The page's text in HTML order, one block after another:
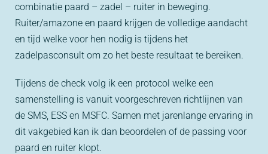
combinatie paard – zadel – ruiter in beweging.
Ruiter/amazone en paard krijgen de volledige aandacht
en tijd welke voor hen nodig is tijdens het
zadelpasconsult om zo het beste resultaat te bereiken.
Tijdens de check volg ik een protocol welke een
samenstelling is vanuit voorgeschreven richtlijnen van
de SMS, ESS en MSFC. Samen met jarenlange ervaring in
dit vakgebied kan ik dan beoordelen of de passing voor
paard en ruiter klopt.